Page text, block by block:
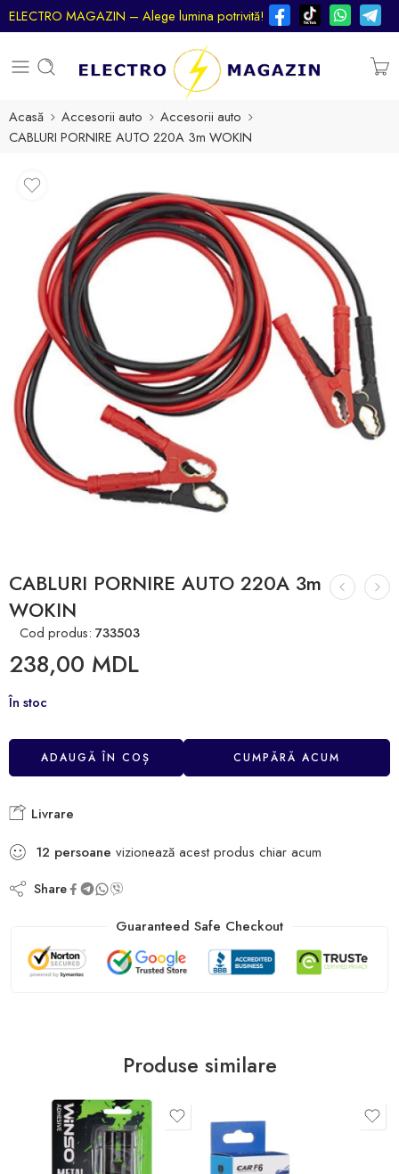
ELECTRO MAGAZIN – Alege lumina potrivită!
Acasă Accesorii auto
Accesorii auto
CABLURI PORNIRE AUTO 220A 3m WOKIN
CABLURI PORNIRE AUTO 220A 3m
WOKIN
Cod produs: 733503
238,00 MDL
În stoc
ADAUGĂ ÎN COȘ CUMPĂRĂ ACUM
Livrare
12 persoane vizionează acest produs chiar acum
Share
Guaranteed Safe Checkout
Produse similare